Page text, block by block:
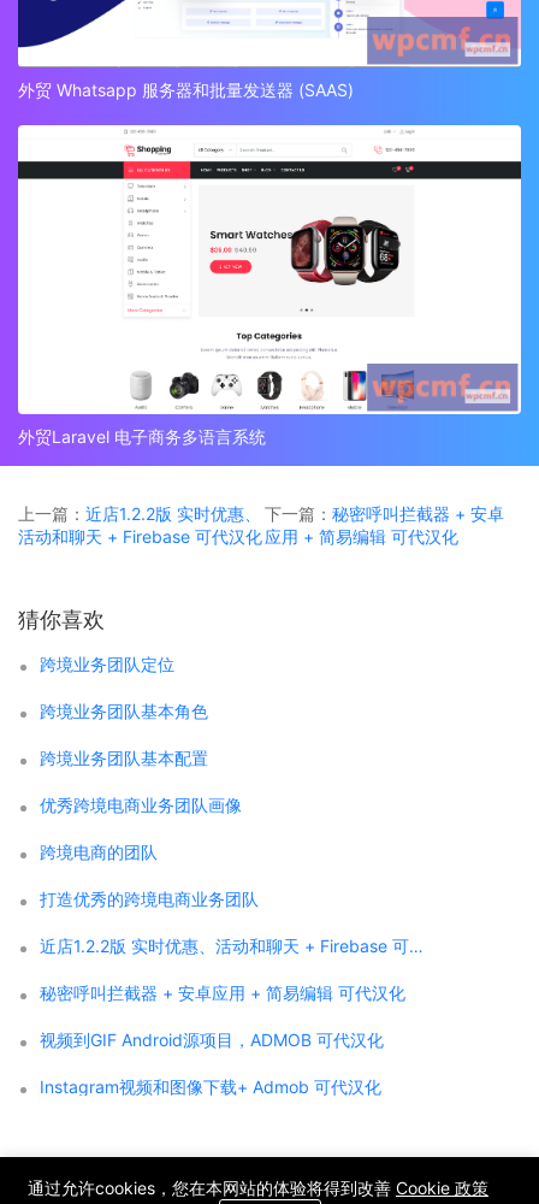
外贸 Whatsapp 服务器和批量发送器 (SAAS)
外贸Laravel 电子商务多语言系统
上一篇： 近店1.2.2版 实时优惠、
活动和聊天 + Firebase 可代汉化
下一篇： 秘密呼叫拦截器 + 安卓
应用 + 简易编辑 可代汉化
猜你喜欢
跨境业务团队定位
跨境业务团队基本角色
跨境业务团队基本配置
优秀跨境电商业务团队画像
跨境电商的团队
打造优秀的跨境电商业务团队
近店1.2.2版 实时优惠、活动和聊天 + Firebase 可代汉化
秘密呼叫拦截器 + 安卓应用 + 简易编辑 可代汉化
视频到GIF Android源项目，ADMOB 可代汉化
Instagram视频和图像下载+ Admob 可代汉化
Copyright © 2021 WPCMF all rights reserved. Powered by WPCMF .
通过允许cookies，您在本网站的体验将得到改善 Cookie 政策